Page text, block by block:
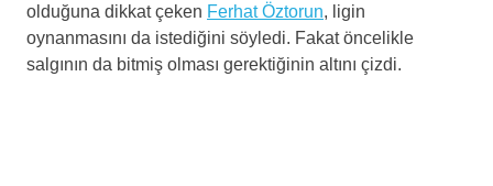
olduğuna dikkat çeken Ferhat Öztorun, ligin
oynanmasını da istediğini söyledi. Fakat öncelikle
salgının da bitmiş olması gerektiğinin altını çizdi.